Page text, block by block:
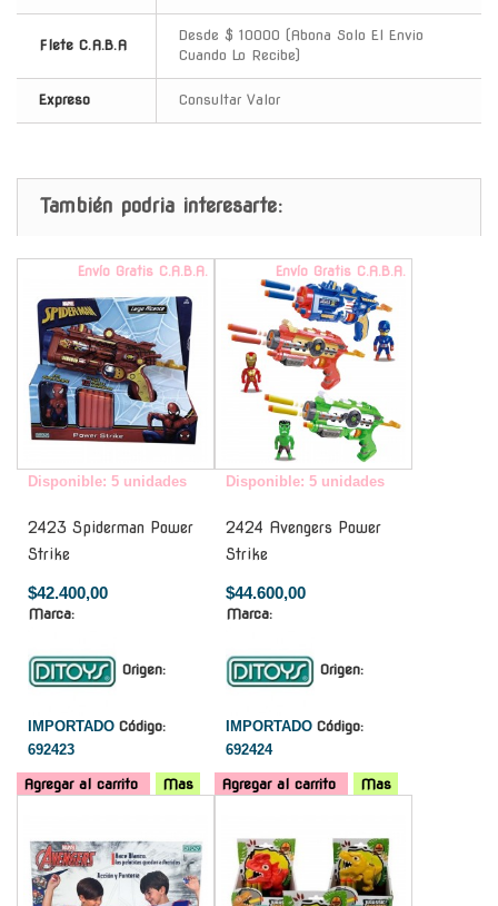
Flete C.A.B.A
Desde $ 10000 (Abona Solo El Envio
Cuando Lo Recibe)
Expreso Consultar Valor
También podria interesarte:
Envío Gratis C.A.B.A.
Disponible: 5 unidades
2423 Spiderman Power
Strike
$42.400,00
Marca:
Origen:
IMPORTADO Código:
692423
Agregar al carrito Mas
Envío Gratis C.A.B.A.
Disponible: 5 unidades
2424 Avengers Power
Strike
$44.600,00
Marca:
Origen:
IMPORTADO Código:
692424
Agregar al carrito
Mas